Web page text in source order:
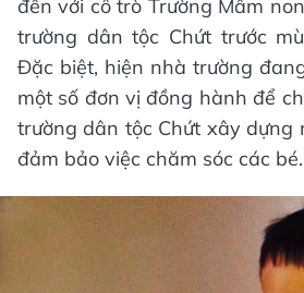
đến với cô trò Trường Mầm
trường dân tộc Chứt trước
Đặc biệt, hiện nhà trường
một số đơn vị đồng hành để
trường dân tộc Chứt xây dựng
đảm bảo việc chăm sóc các bé.